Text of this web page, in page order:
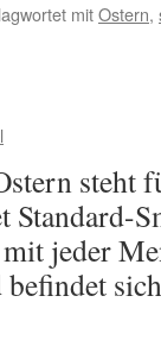
mitOstern,
steht
Standard-
jeder